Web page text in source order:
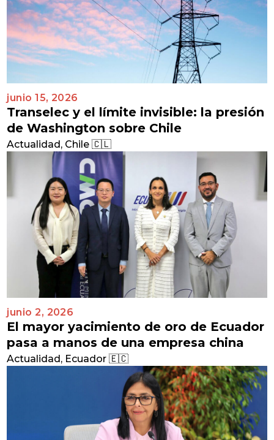
junio 15, 2026
Transelec y el límite invisible: la presión
de Washington sobre Chile
Actualidad, Chile 🇨🇱
junio 2, 2026
El mayor yacimiento de oro de Ecuador
pasa a manos de una empresa china
Actualidad, Ecuador 🇪🇨